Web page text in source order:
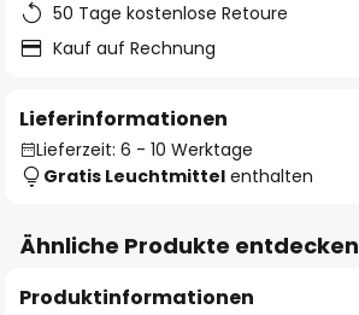
50 Tage kostenlose Retoure
Kauf auf Rechnung
Lieferinformationen
Lieferzeit: 6 - 10 Werktage
Gratis Leuchtmittel enthalten
Ähnliche Produkte entdecken
Produktinformationen